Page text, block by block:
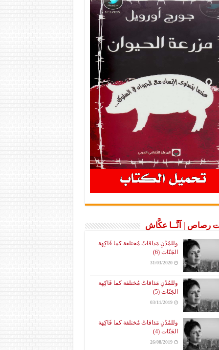
رصاص | آنَّــا عكَّاش
وللمُدُنِ مَذاقاتٌ مُختلفة كما فَاكِهة
الجَنّات (6)
31/03/2020
وللمُدُنِ مَذاقاتٌ مُختلفة كما فَاكِهة
الجَنّات (5)
03/11/2019
وللمُدُنِ مَذاقاتٌ مُختلفة كما فَاكِهة
الجَنّات (4)
26/08/2019